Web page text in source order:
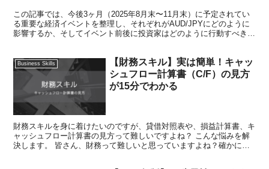
この記事では、今後3ヶ月（2025年8月末〜11月末）に予定されてい
る重要な経済イベントを整理し、それぞれがAUD/JPYにどのように
影響するか、そしてイベント前後に投資家はどのように行動すべきか
Business Skills
【財務スキル】実は簡単！キャッ
シュフロー計算書（C/F）の見方
が15分でわかる
財務スキルを身に着けたいのですが、貸借対照表や、損益計算書、キ
ャッシュフロー計算書の見方って難しいですよね？ こんな悩みを解
決します。 皆さん、財務って難しいと思っていますよね？確かにき